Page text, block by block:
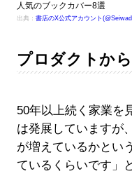
人気のブックカバー8選
出典： 書店のX公式アカウント
プロダクトか
50年以上続く家業を
は発展していますが
が増えているかとい
ているくらいです」